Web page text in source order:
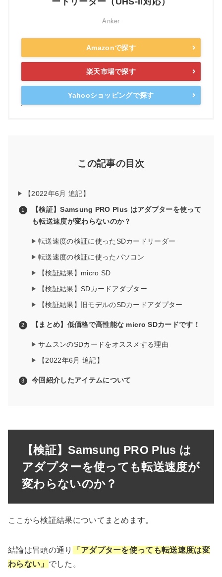
Anker
Amazonで探す
楽天市場で探す
Yahooショッピングで探す
この記事の目次
【2022年6月 追記】
【検証】Samsung PRO Plus はアダプターを使って
も転送速度が変わらないのか？
転送速度の検証に使ったSDカードリーダー
転送速度の検証に使ったパソコン
【検証結果】micro SD
【検証結果】SDカードアダプター
【検証結果】旧モデルのSDカードアダプター
【まとめ】低価格で高性能な micro SDカードです！
サムスンのSDカードをオススメする理由
【2022年6月 追記】
今回紹介したアイテムについて
【検証】Samsung PRO Plus は
アダプターを使っても転送速度が
変わらないのか？
ここから検証結果についてまとめます。
結論は冒頭の通り
「アダプターを使っても転送速度は変
わらない」 でした。